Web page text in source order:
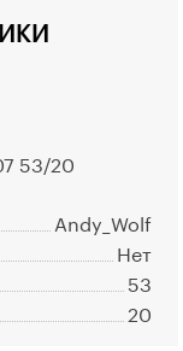
53/20
Andy_Wolf
Нет
53
20